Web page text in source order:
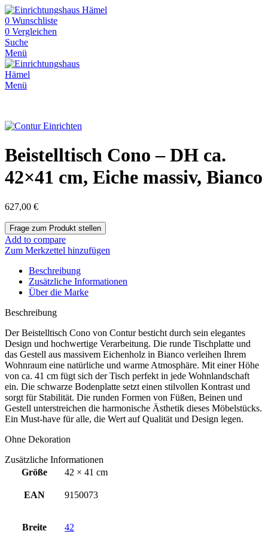
0 Wunschliste
0 Vergleichen
Suche
Menü
Menü
Beistelltisch Cono – DH ca.
42×41 cm, Eiche massiv, Bianco
627,00 €
Add to compare
Zum Merkzettel hinzufügen
Beschreibung
Zusätzliche Informationen
Über die Marke
Beschreibung
Der Beistelltisch Cono von Contur besticht durch sein elegantes
Design und hochwertige Verarbeitung. Die runde Tischplatte und
das Gestell aus massivem Eichenholz in Bianco verleihen Ihrem
Wohnraum eine natürliche und warme Atmosphäre. Mit einer Höhe
von ca. 41 cm fügt sich der Tisch perfekt in jede Wohnlandschaft
ein. Die schwarze Bodenplatte setzt einen stilvollen Kontrast und
sorgt für Stabilität. Die runden Formen von Füßen, Beinen und
Gestell unterstreichen die harmonische Ästhetik dieses Möbelstücks.
Ein Must-have für alle, die Wert auf Qualität und Design legen.
Ohne Dekoration
Zusätzliche Informationen
Größe
42 × 41 cm
EAN 9150073
Breite 42